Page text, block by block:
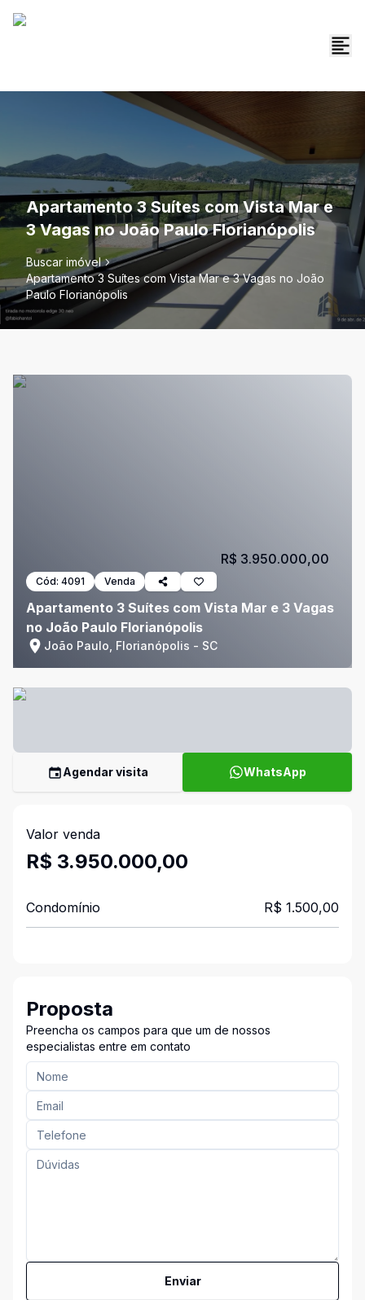
Apartamento 3 Suítes com Vista Mar e
3 Vagas no João Paulo Florianópolis
Buscar imóvel
Apartamento 3 Suítes com Vista Mar e 3 Vagas no João
Paulo Florianópolis
Cód: 4091 Venda
Apartamento 3 Suítes com Vista Mar e 3 Vagas
no João Paulo Florianópolis
João Paulo, Florianópolis - SC
R$ 3.950.000,00
Agendar visita WhatsApp
Valor venda
R$ 3.950.000,00
Condomínio R$ 1.500,00
Proposta
Preencha os campos para que um de nossos
especialistas entre em contato
Enviar